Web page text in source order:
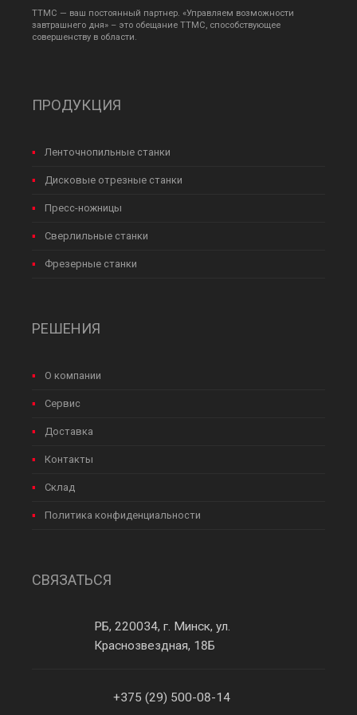
TTMC — ваш постоянный партнер. «Управляем возможности
завтрашнего дня» – это обещание TTMC, способствующее
совершенству в области.
ПРОДУКЦИЯ
Ленточнопильные станки
Дисковые отрезные станки
Пресс-ножницы
Сверлильные станки
Фрезерные станки
РЕШЕНИЯ
О компании
Сервис
Доставка
Контакты
Склад
Политика конфиденциальности
СВЯЗАТЬСЯ
РБ, 220034, г. Минск, ул.
Краснозвездная, 18Б
+375 (29) 500-08-14